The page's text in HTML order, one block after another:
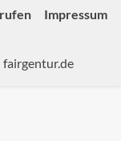
Impressum
fairgentur.de